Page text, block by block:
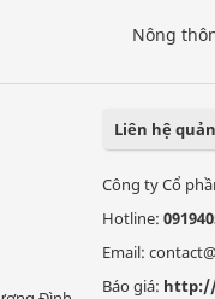
Nông
Liên hệ
Công ty Cổ
Hotline:
Email:
Báo giá: